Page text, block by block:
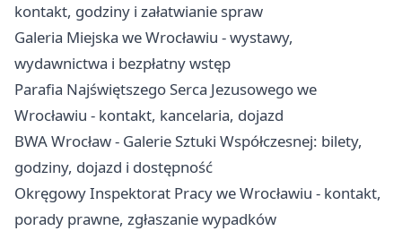
kontakt, godziny i załatwianie spraw
Galeria Miejska we Wrocławiu - wystawy,
wydawnictwa i bezpłatny wstęp
Parafia Najświętszego Serca Jezusowego we
Wrocławiu - kontakt, kancelaria, dojazd
BWA Wrocław - Galerie Sztuki Współczesnej: bilety,
godziny, dojazd i dostępność
Okręgowy Inspektorat Pracy we Wrocławiu - kontakt,
porady prawne, zgłaszanie wypadków